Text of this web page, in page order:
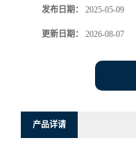
发布日期： 2025-05-09
更新日期： 2026-08-07
产品详请